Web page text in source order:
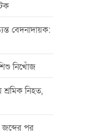
বেদনাদায়ক:
নিখোঁজ
শ্রমিক নিহত,
জব্দের পর